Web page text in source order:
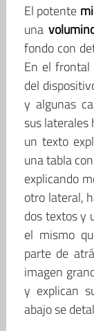
El potente
una
fondo con
En el
del
y algunas
sus
un texto
una tabla
explicando
otro lateral,
dos textos y
el mismo
parte de
imagen
y explican
abajo se